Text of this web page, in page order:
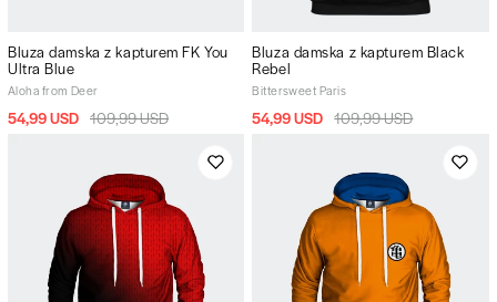
Bluza damska z kapturem FK You
Ultra Blue
Aloha from Deer
54,99 USD 109,99 USD
Bluza damska z kapturem Black
Rebel
Bittersweet Paris
54,99 USD 109,99 USD